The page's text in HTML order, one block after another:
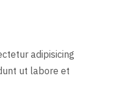
adipisicing
ut labore et